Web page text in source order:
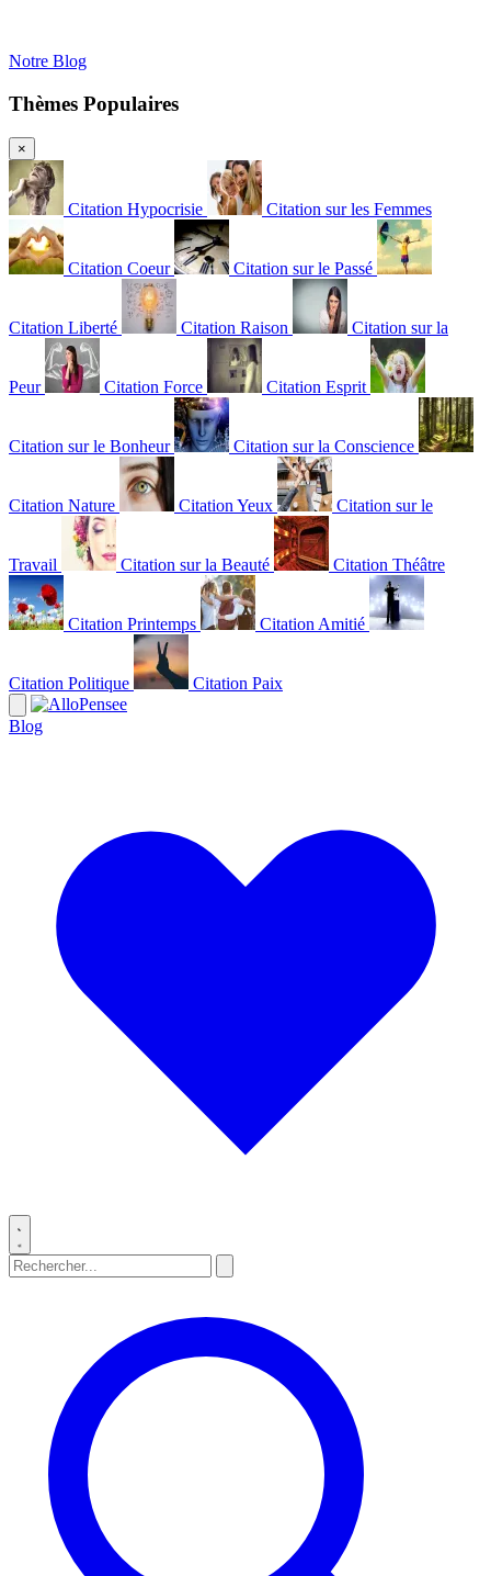
Notre Blog
Thèmes Populaires
×
Citation Hypocrisie Citation sur les Femmes
Citation Coeur Citation sur le Passé
Citation Liberté Citation Raison Citation sur la
Peur Citation Force Citation Esprit
Citation sur le Bonheur Citation sur la Conscience
Citation Nature Citation Yeux Citation sur le
Travail Citation sur la Beauté Citation Théâtre
Citation Printemps Citation Amitié
Citation Politique Citation Paix
Blog